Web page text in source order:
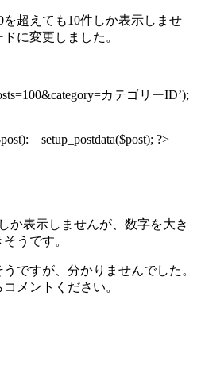
を超えても10件しか表示しませ
に変更しました。
カテゴリーID’);
setup_postdata($post); ?>
か表示しませんが、数字を大き
うです。
ですが、分かりませんでした。
メントください。